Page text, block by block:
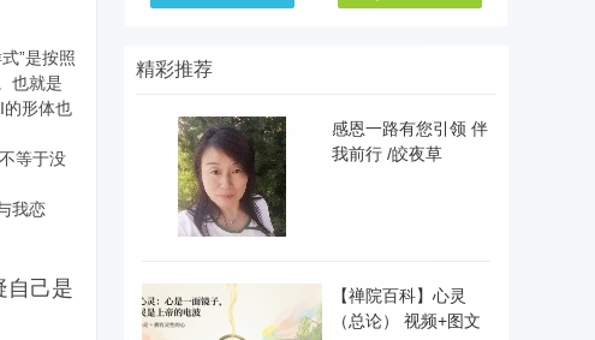
”是按照
也就是
的形体也
等于没
我恋
己是
精彩推荐
感恩一路有您引领 伴
我前行 /皎夜草
【禅院百科】心灵
（总论） 视频+图文